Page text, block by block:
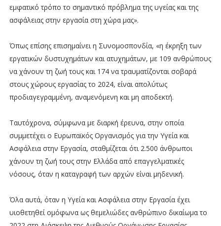
εμφατικό τρόπο το σημαντικό πρόβλημα της υγείας και της
ασφάλειας στην εργασία στη χώρα μας».
Όπως επίσης επισημαίνει η Συνομοσπονδία, «η έκρηξη των
εργατικών δυστυχημάτων και ατυχημάτων, με 109 ανθρώπους
να χάνουν τη ζωή τους και 174 να τραυματίζονται σοβαρά
στους χώρους εργασίας το 2024, είναι απολύτως
προδιαγεγραμμένη, αναμενόμενη και μη αποδεκτή.
Ταυτόχρονα, σύμφωνα με διαρκή έρευνα, στην οποία
συμμετέχει ο Ευρωπαϊκός Οργανισμός για την Υγεία και
Ασφάλεια στην Εργασία, σταθμίζεται ότι 2.500 άνθρωποι
χάνουν τη ζωή τους στην Ελλάδα από επαγγελματικές
νόσους, όταν η καταγραφή των αρχών είναι μηδενική.
Όλα αυτά, όταν η Υγεία και Ασφάλεια στην Εργασία έχει
υιοθετηθεί ομόφωνα ως θεμελιώδες ανθρώπινο δικαίωμα το